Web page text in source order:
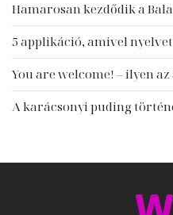
Hamarosan kezdődik a
5 applikáció, amivel
You are welcome! – ilyen
A karácsonyi puding